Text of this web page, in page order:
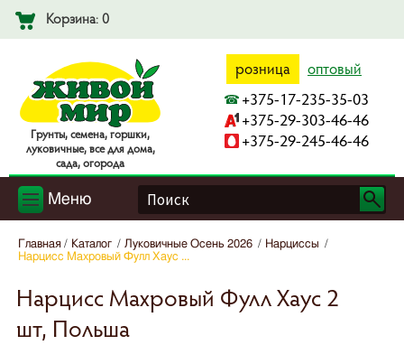
Корзина: 0
Гpyнты, ceмeнa, гopшки,
лyкoвичныe, вce для дoмa,
caдa, oгopoдa
розница оптовый
+375-17-235-35-03
+375-29-303-46-46
+375-29-245-46-46
Меню
Главная Каталог Луковичные Осень 2026
Нарциcсы
Нарцисс Махровый Фулл Хаус ...
Нарцисс Махровый Фулл Хаус 2
шт, Польша